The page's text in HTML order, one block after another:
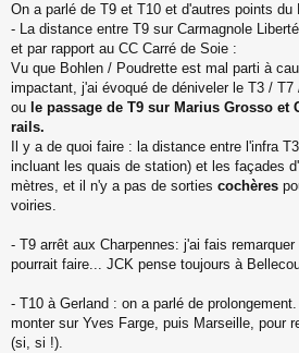
g
e
n
o
n
u
On a parlé de T9 et T10 et d'autres points du
- La distance entre T9 sur Carmagnole
et par rapport au CC Carré de Soie :
Vu que Bohlen / Poudrette est mal parti à
impactant, j'ai évoqué de déniveler le T3 / T7
ou le passage de T9 sur Marius Grosso et
rails.
Il y a de quoi faire : la distance entre l'infra
incluant les quais de station) et les façades
mètres, et il n'y a pas de sorties cochères
voiries.
- T9 arrêt aux Charpennes: j'ai fais
pourrait faire... JCK pense toujours à
- T10 à Gerland : on a parlé de
monter sur Yves Farge, puis Marseille, pour
(si, si !).